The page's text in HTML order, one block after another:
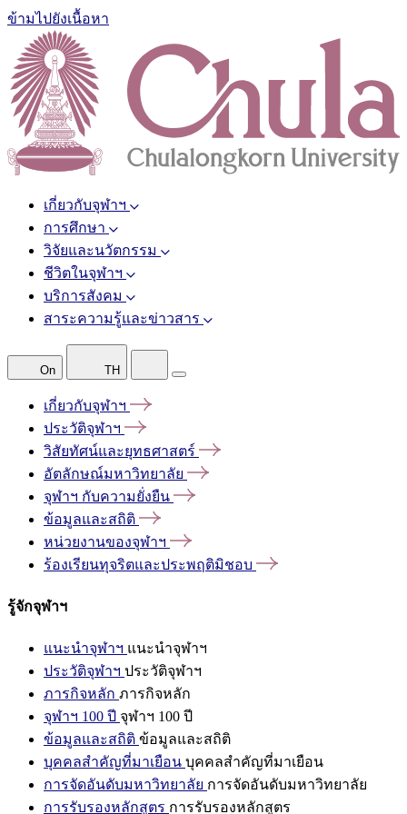
ข้ามไปยังเนื้อหา
เกี่ยวกับจุฬาฯ
การศึกษา
วิจัยและนวัตกรรม
ชีวิตในจุฬาฯ
บริการสังคม
สาระความรู้และข่าวสาร
On TH
เกี่ยวกับจุฬาฯ
ประวัติจุฬาฯ
วิสัยทัศน์และยุทธศาสตร์
อัตลักษณ์มหาวิทยาลัย
จุฬาฯ กับความยั่งยืน
ข้อมูลและสถิติ
หน่วยงานของจุฬาฯ
ร้องเรียนทุจริตและประพฤติมิชอบ
รู้จักจุฬาฯ
แนะนำจุฬาฯ แนะนำจุฬาฯ
ประวัติจุฬาฯ ประวัติจุฬาฯ
ภารกิจหลัก ภารกิจหลัก
จุฬาฯ 100 ปี จุฬาฯ 100 ปี
ข้อมูลและสถิติ ข้อมูลและสถิติ
บุคคลสำคัญที่มาเยือน บุคคลสำคัญที่มาเยือน
การจัดอันดับมหาวิทยาลัย การจัดอันดับมหาวิทยาลัย
การรับรองหลักสูตร การรับรองหลักสูตร